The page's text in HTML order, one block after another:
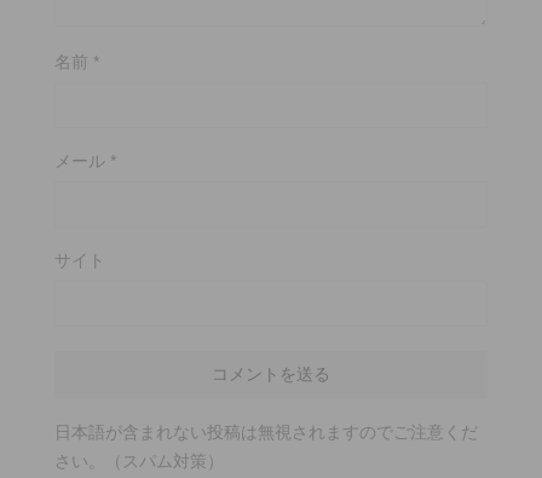
名前 *
メール *
サイト
日本語が含まれない投稿は無視されますのでご注意くだ
さい。（スパム対策）